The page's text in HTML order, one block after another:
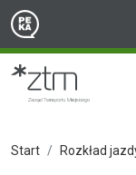
Start Rozkład